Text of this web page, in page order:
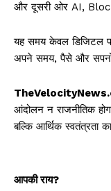
और दूसरी ओर AI,
यह समय केवल डिजिटल
अपने समय, पैसे और सपनों
आंदोलन न राजनीतिक
बल्कि आर्थिक स्वतंत्रता
आपकी राय?